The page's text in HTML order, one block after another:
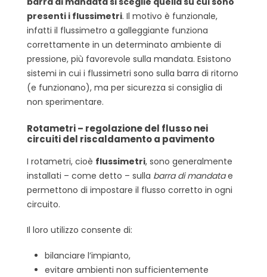
presenti i flussimetri. Il motivo è funzionale,
infatti il flussimetro a galleggiante funziona
correttamente in un determinato ambiente di
pressione, più favorevole sulla mandata. Esistono
sistemi in cui i flussimetri sono sulla barra di ritorno
(e funzionano), ma per sicurezza si consiglia di
non sperimentare.
Rotametri – regolazione del flusso nei
circuiti del riscaldamento a pavimento
I rotametri, cioè flussimetri, sono generalmente
installati – come detto – sulla barra di mandatae
permettono di impostare il flusso corretto in ogni
circuito.
Il loro utilizzo consente di:
bilanciare l’impianto,
evitare ambienti non sufficientemente